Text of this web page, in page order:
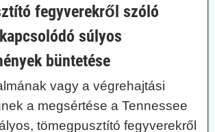
fegyverekről szóló
súlyos
büntetése
vagy a végrehajtási
a megsértése a Tennessee
tömegpusztító fegyverekről